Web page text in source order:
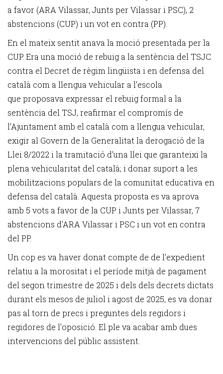
a favor (ARA Vilassar, Junts per Vilassar i PSC), 2
abstencions (CUP) i un vot en contra (PP).
En el mateix sentit anava la moció presentada per la
CUP. Era una moció de rebuig a la sentència del TSJC
contra el Decret de règim lingüista i en defensa del
català com a llengua vehicular a l’escola
que proposava expressar el rebuig formal a la
sentència del TSJ, reafirmar el compromís de
l’Ajuntament amb el català com a llengua vehicular,
exigir al Govern de la Generalitat la derogació de la
Llei 8/2022 i la tramitació d’una llei que garanteixi la
plena vehicularitat del català; i donar suport a les
mobilitzacions populars de la comunitat educativa en
defensa del català. Aquesta proposta es va aprova
amb 5 vots a favor de la CUP i Junts per Vilassar, 7
abstencions d'ARA Vilassar i PSC i un vot en contra
del PP.
Un cop es va haver donat compte de de l’expedient
relatiu a la morositat i el període mitjà de pagament
del segon trimestre de 2025 i dels dels decrets dictats
durant els mesos de juliol i agost de 2025, es va donar
pas al torn de precs i preguntes dels regidors i
regidores de l'oposició. El ple va acabar amb dues
intervencions del públic assistent.